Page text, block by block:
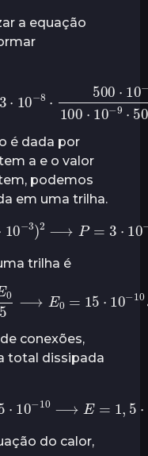
a equação
−8 500 100⋅ 10−
é dada por
a e o valor
podemos
em uma trilha.
3 2⟶ 3⋅ −
trilha é
0 E0 15⋅10 − 10J
conexões,
total dissipada
⋅ 10 −10⟶ =1 10 −
do calor,